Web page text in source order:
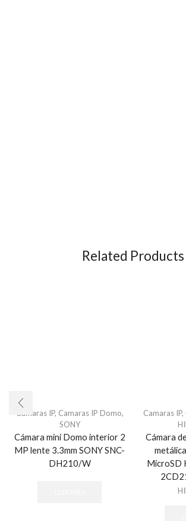
Related Products
Camaras IP, Camaras IP Domo,
SONY
Cámara mini Domo interior 2
MP lente 3.3mm SONY SNC-
DH210/W
Camaras IP,
Cámara
MicroSD